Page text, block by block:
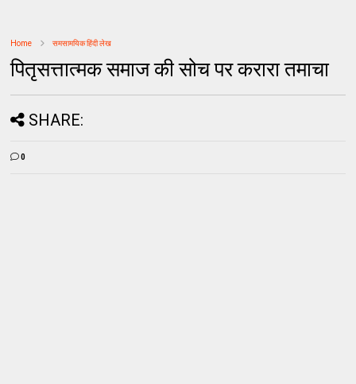
Home समसामयिक हिंदी लेख
पितृसत्तात्मक समाज की सोच पर करारा तमाचा
SHARE:
0